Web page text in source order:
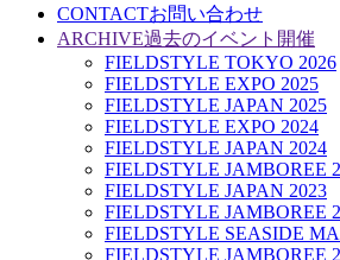
CONTACTお問い合わせ
ARCHIVE過去のイベント開催
FIELDSTYLE TOKYO 2026
FIELDSTYLE EXPO 2025
FIELDSTYLE JAPAN 2025
FIELDSTYLE EXPO 2024
FIELDSTYLE JAPAN 2024
FIELDSTYLE JAMBOREE
FIELDSTYLE JAPAN 2023
FIELDSTYLE JAMBOREE
FIELDSTYLE SEASIDE
FIELDSTYLE JAMBOREE